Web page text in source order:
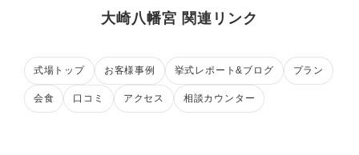
大崎八幡宮 関連リンク
式場トップ お客様事例 挙式レポート&ブログ プラン
会食 口コミ アクセス 相談カウンター